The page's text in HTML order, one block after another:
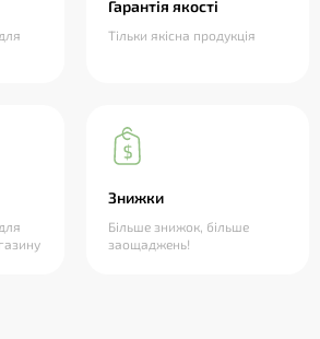
Гарантія якості
Тільки якісна продукція
Знижки
Більше знижок, більше
заощаджень!